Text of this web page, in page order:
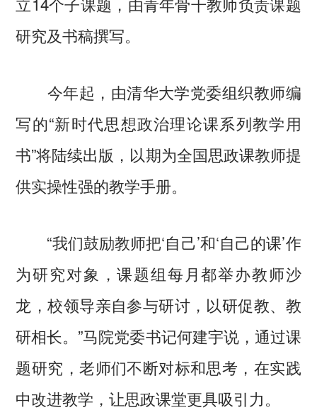
研究及书稿撰写。
今年起，由清华大学党委组织教师编
写的“新时代思想政治理论课系列教学用
书”将陆续出版，以期为全国思政课教师提
供实操性强的教学手册。
“我们鼓励教师把‘自己’和‘自己的课’作
为研究对象，课题组每月都举办教师沙
龙，校领导亲自参与研讨，以研促教、教
研相长。”马院党委书记何建宇说，通过课
题研究，老师们不断对标和思考，在实践
中改进教学，让思政课堂更具吸引力。